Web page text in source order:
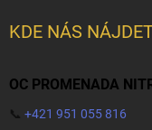
KDE NÁS
OC PROMENADA
📞 +421 951 055 816